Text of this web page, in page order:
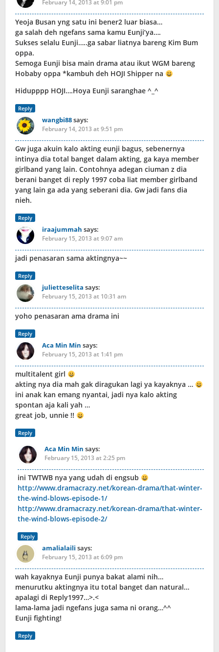
February 14, 2013 at 9:01 pm
Yeoja Busan yng satu ini bener2 luar biasa…
ga salah deh ngefans sama kamu Eunji’ya….
Sukses selalu Eunji…..ga sabar liatnya bareng Kim Bum
oppa.
Semoga Eunji bisa main drama atau ikut WGM bareng
Hobaby oppa *kambuh deh HOJI Shipper na
Hidupppp HOJI….Hoya Eunji saranghae ^_^
Reply
wangbi88says:
February 14, 2013 at 9:51 pm
Gw juga akuin kalo akting eunji bagus, sebenernya
intinya dia total banget dalam akting, ga kaya member
girlband yang lain. Contohnya adegan ciuman z dia
berani banget di reply 1997 coba liat member girlband
yang lain ga ada yang seberani dia. Gw jadi fans dia
nieh.
Reply
iraajummah says:
February 15, 2013 at 9:07 am
jadi penasaran sama aktingnya~~
Reply
julietteselita says:
February 15, 2013 at 10:31 am
yoho penasaran ama drama ini
Reply
Aca Min Min says:
February 15, 2013 at 1:41 pm
multitalent girl
akting nya dia mah gak diragukan lagi ya kayaknya …
ini anak kan emang nyantai, jadi nya kalo akting
spontan aja kali yah …
great job, unnie !!
Reply
Aca Min Min says:
February 15, 2013 at 2:25 pm
ini TWTWB nya yang udah di engsub
http://www.dramacrazy.net/korean-drama/that-winter-
the-wind-blows-episode-1/
http://www.dramacrazy.net/korean-drama/that-winter-
the-wind-blows-episode-2/
Reply
amalialaili says:
February 15, 2013 at 6:09 pm
wah kayaknya Eunji punya bakat alami nih…
menurutku aktingnya itu total banget dan natural…
apalagi di Reply1997…>.<
lama-lama jadi ngefans juga sama ni orang…^^
Eunji fighting!
Reply